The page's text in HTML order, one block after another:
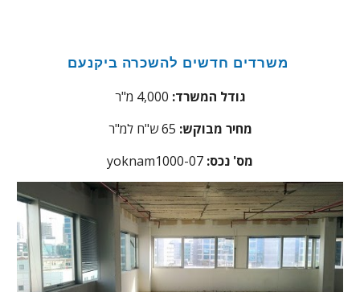
גודל המשרד:
מחיר מבוקש: 65ש"ח למ"ר
yoknam1000-07 :מס' נכס